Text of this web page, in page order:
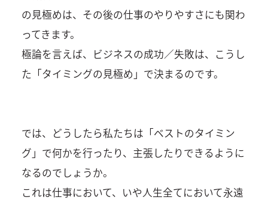
の見極めは、その後の仕事のやりやすさにも関わ
ってきます。
極論を言えば、ビジネスの成功／失敗は、こうし
た「タイミングの見極め」で決まるのです。
では、どうしたら私たちは「ベストのタイミン
グ」で何かを行ったり、主張したりできるように
なるのでしょうか。
これは仕事において、いや人生全てにおいて永遠